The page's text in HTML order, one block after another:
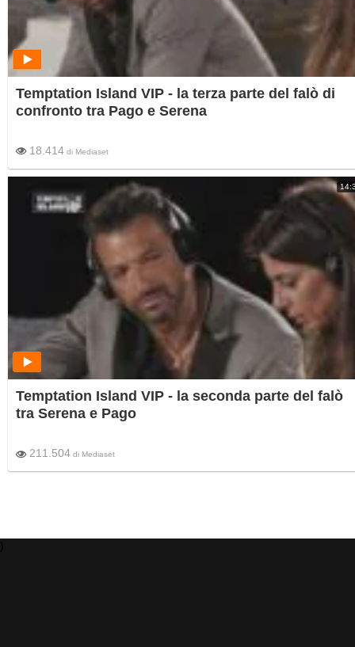
Temptation Island VIP - la terza parte del falò di
confronto tra Pago e Serena
18.414 di Mediaset
Temptation Island VIP - la seconda parte del falò
tra Serena e Pago
211.504 di Mediaset